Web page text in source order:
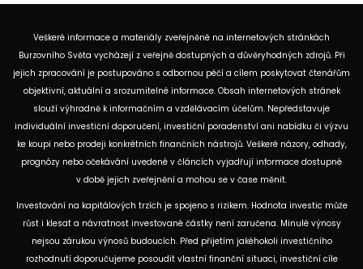
Veškeré informace a materiály zveřejněné na internetových stránkách
Burzovního Světa vycházejí z veřejně dostupných a důvěryhodných zdrojů. Při
jejich zpracování je postupováno s odbornou péčí a cílem poskytovat čtenářům
objektivní, aktuální a srozumitelné informace. Obsah internetových stránek
slouží výhradně k informačním a vzdělávacím účelům. Nepředstavuje
individuální investiční doporučení, investiční poradenství ani nabídku či výzvu
ke koupi nebo prodeji konkrétních finančních nástrojů. Veškeré názory, odhady,
prognózy nebo očekávání uvedené v článcích vyjadřují informace dostupné
v době jejich zveřejnění a mohou se v čase měnit.
Investování na kapitálových trzích je spojeno s rizikem. Hodnota investic může
růst i klesat a návratnost investované částky není zaručena. Minulé výnosy
nejsou zárukou výnosů budoucích. Před přijetím jakéhokoli investičního
rozhodnutí doporučujeme posoudit vlastní finanční situaci, investiční cíle